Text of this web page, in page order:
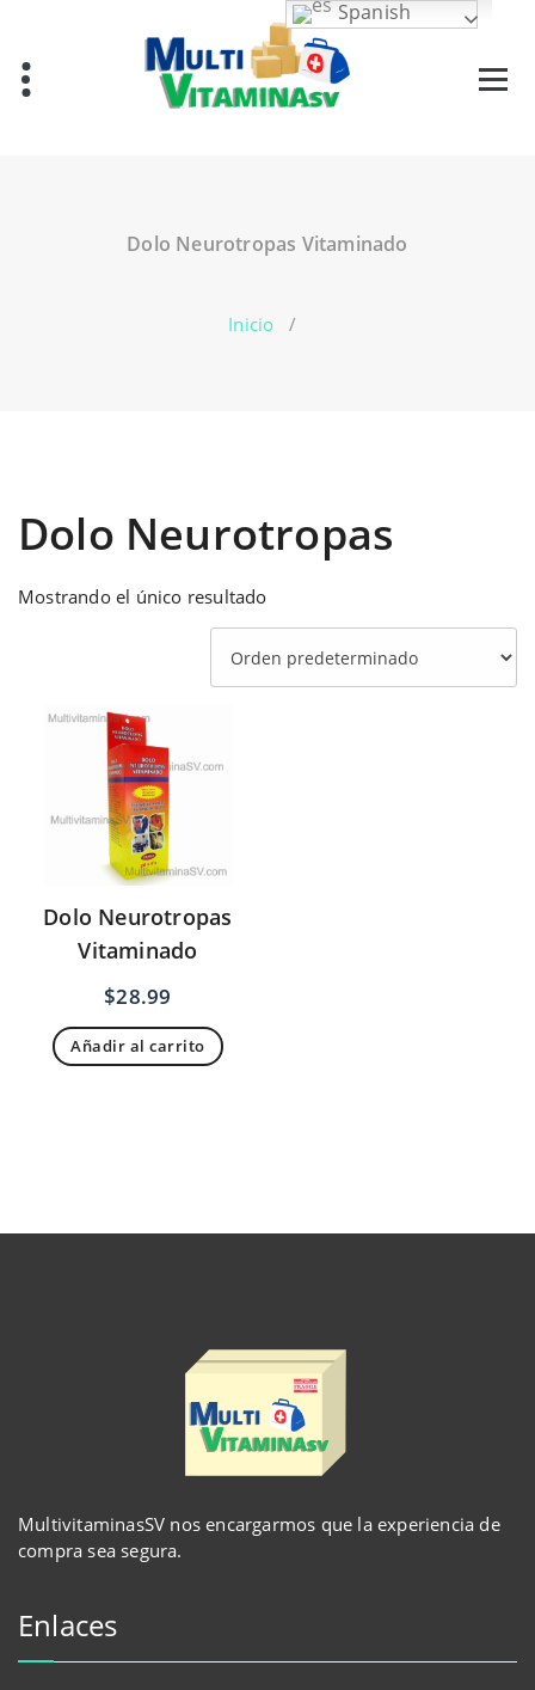
contenido
Dolo Neurotropas Vitaminado
Inicio /
Dolo Neurotropas
Mostrando el único resultado
Dolo Neurotropas
Vitaminado
$28.99
Añadir al carrito
MultivitaminasSV nos encargarmos que la experiencia de
compra sea segura.
Enlaces
Spanish